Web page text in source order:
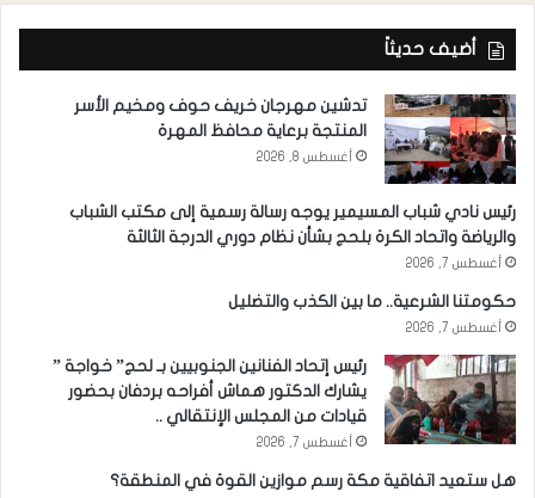
أضيف حديثاً
تدشين مهرجان خريف حوف ومخيم الأسر
المنتجة برعاية محافظ المهرة
أغسطس 8, 2026
رئيس نادي شباب المسيمير يوجه رسالة رسمية إلى مكتب الشباب
والرياضة واتحاد الكرة بلحج بشأن نظام دوري الدرجة الثالثة
أغسطس 7, 2026
حكومتنا الشرعية.. ما بين الكذب والتضليل
أغسطس 7, 2026
رئيس إتحاد الفنانين الجنوبيين بـ لحج” خواجة ”
يشارك الدكتور هماش أفراحه بردفان بحضور
قيادات من المجلس الإنتقالي ..
أغسطس 7, 2026
هل ستعيد اتفاقية مكة رسم موازين القوة في المنطقة؟